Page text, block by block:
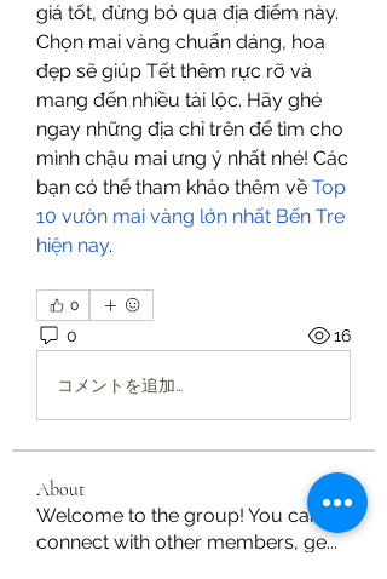
giá tốt, đừng bỏ qua địa điểm này.
Chọn mai vàng chuẩn dáng, hoa
đẹp sẽ giúp Tết thêm rực rỡ và
mang đến nhiều tài lộc. Hãy ghé
ngay những địa chỉ trên để tìm cho
mình chậu mai ưng ý nhất nhé! Các
bạn có thể tham khảo thêm về Top
10 vườn mai vàng lớn nhất Bến Tre
hiện nay.
0
0 16
コメントを追加…
About
Welcome to the group! You can
connect with other members, ge...